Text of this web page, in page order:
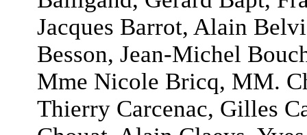
Jacques Barrot, Alain
Besson, Jean-Michel
Mme Nicole Bricq, MM.
Thierry Carcenac, Gilles